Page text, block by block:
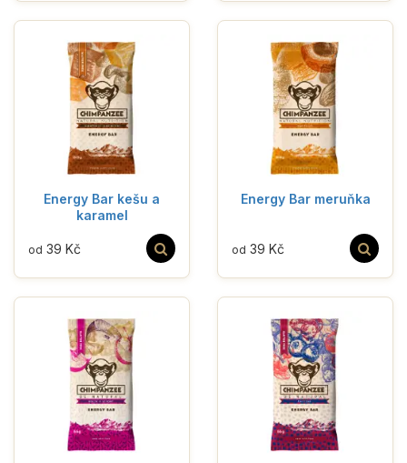
Energy Bar kešu a
karamel
od 39 Kč
Energy Bar meruňka
od 39 Kč